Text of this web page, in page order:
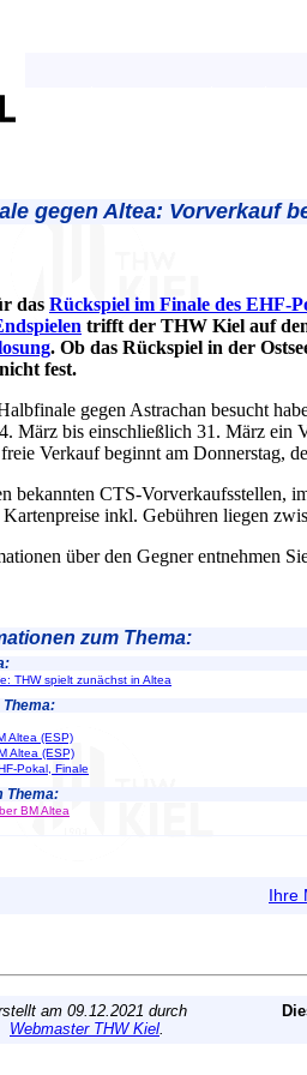
gegen Altea: Vorverkauf
das Rückspiel im Finale des EHF-
trifft der THW Kiel auf
. Ob das Rückspiel in der
fest.
gegen Astrachan besucht
März bis einschließlich 31. März ein
Verkauf beginnt am Donnerstag,
bekannten CTS-Vorverkaufsstellen,
inkl. Gebühren liegen
über den Gegner entnehmen
zum Thema:
THW spielt zunächst in Altea
Thema:
Altea (ESP)
Altea (ESP)
Pokal, Finale
Thema:
BM Altea
Ihre
am 09.12.2021 durch
Webmaster THW Kiel.